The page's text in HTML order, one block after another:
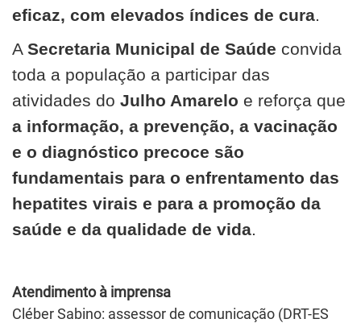
eficaz, com elevados índices de cura.
A Secretaria Municipal de Saúde convida
toda a população a participar das
atividades do Julho Amarelo e reforça que
a informação, a prevenção, a vacinação
e o diagnóstico precoce são
fundamentais para o enfrentamento das
hepatites virais e para a promoção da
saúde e da qualidade de vida.
Atendimento à imprensa
Cléber Sabino: assessor de comunicação (DRT-ES